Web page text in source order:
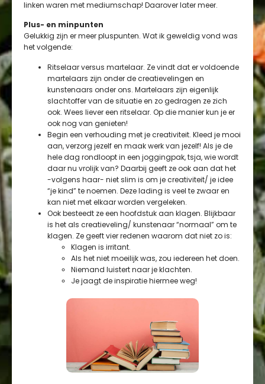
linken waren met mediumschap! Daarover later meer.
Plus- en minpunten
Gelukkig zijn er meer pluspunten. Wat ik geweldig vond was
het volgende:
Ritselaar versus martelaar. Ze vindt dat er voldoende
martelaars zijn onder de creatievelingen en
kunstenaars onder ons. Martelaars zijn eigenlijk
slachtoffer van de situatie en zo gedragen ze zich
ook. Wees liever een ritselaar. Op die manier kun je er
ook nog van genieten!
Begin een verhouding met je creativiteit. Kleed je mooi
aan, verzorg jezelf en maak werk van jezelf! Als je de
hele dag rondloopt in een joggingpak, tsja, wie wordt
daar nu vrolijk van? Daarbij geeft ze ook aan dat het
-volgens haar- niet slim is om je creativiteit/ je idee
“je kind” te noemen. Deze lading is veel te zwaar en
kan niet met elkaar worden vergeleken.
Ook besteedt ze een hoofdstuk aan klagen. Blijkbaar
is het als creatieveling/ kunstenaar “normaal” om te
klagen. Ze geeft vier redenen waarom dat niet zo is:
Klagen is irritant.
Als het niet moeilijk was, zou iedereen het doen.
Niemand luistert naar je klachten.
Je jaagt de inspiratie hiermee weg!